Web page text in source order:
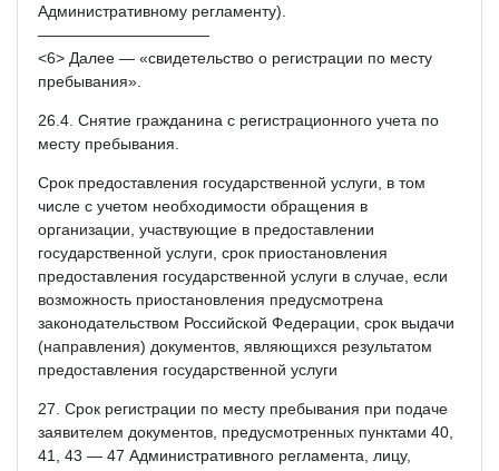
Административному регламенту).
———————————
<6> Далее — «свидетельство о регистрации по месту
пребывания».
26.4. Снятие гражданина с регистрационного учета по
месту пребывания.
Срок предоставления государственной услуги, в том
числе с учетом необходимости обращения в
организации, участвующие в предоставлении
государственной услуги, срок приостановления
предоставления государственной услуги в случае, если
возможность приостановления предусмотрена
законодательством Российской Федерации, срок выдачи
(направления) документов, являющихся результатом
предоставления государственной услуги
27. Срок регистрации по месту пребывания при подаче
заявителем документов, предусмотренных пунктами 40,
41, 43 — 47 Административного регламента, лицу,